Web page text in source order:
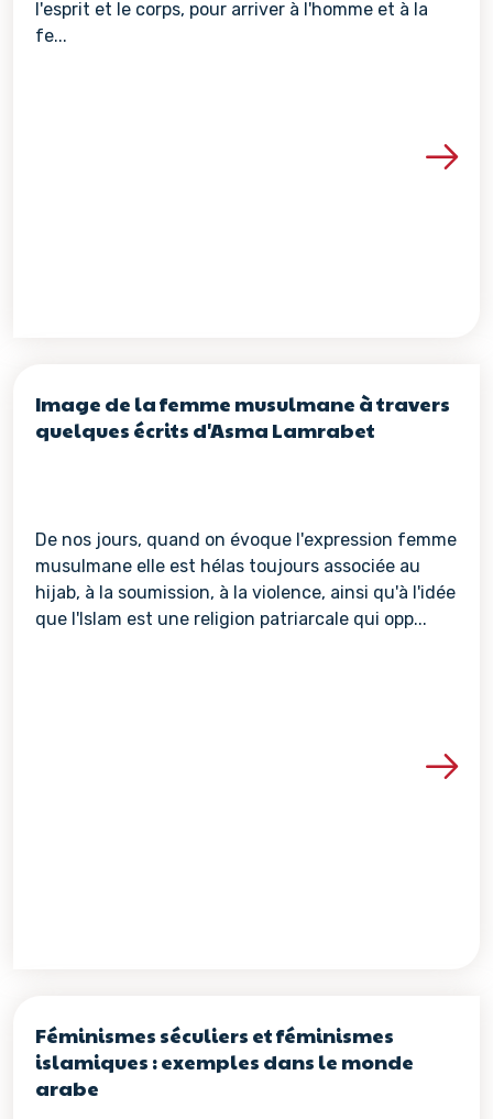
l'esprit et le corps, pour arriver à l'homme et à la
fe...
Voir les détails de la
Image de la femme musulmane à travers
quelques écrits d'Asma Lamrabet
De nos jours, quand on évoque l'expression femme
musulmane elle est hélas toujours associée au
hijab, à la soumission, à la violence, ainsi qu'à l'idée
que l'Islam est une religion patriarcale qui opp...
Voir les détails de la
Féminismes séculiers et féminismes
islamiques : exemples dans le monde
arabe